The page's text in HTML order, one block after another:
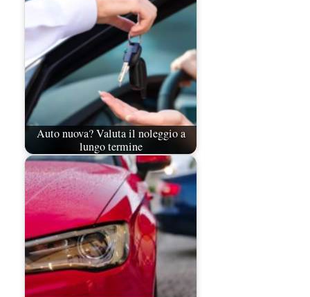
Auto nuova? Valuta il noleggio a
lungo termine